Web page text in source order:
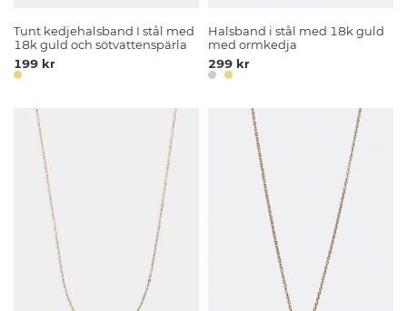
Tunt kedjehalsband I stål med
18k guld och sötvattenspärla
199 kr
Halsband i stål med 18k guld
med ormkedja
299 kr